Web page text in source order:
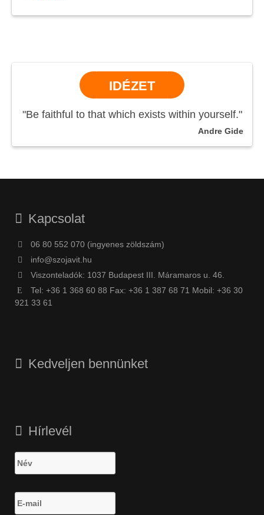
IDÉZET
"Be faithful to that which exists within yourself."
Andre Gide
Kapcsolat
06 80 552 070 (ingyenes zöldszám)
info@szojavit.hu
Viszonteladók: 1037 Budapest III. Máramaros u. 46.
Tel: +36 1 368 60 88 Fax: +36 1 387 68 71 Mobil: +36 30
921 33 61
Kedveljen bennünket
Hírlevél